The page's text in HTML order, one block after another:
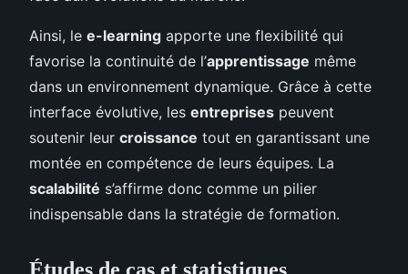
Ainsi, le e-learning apporte une flexibilité qui
favorise la continuité de l’apprentissage même
dans un environnement dynamique. Grâce à cette
interface évolutive, les entreprises peuvent
soutenir leur croissance tout en garantissant une
montée en compétence de leurs équipes. La
scalabilité s’affirme donc comme un pilier
indispensable dans la stratégie de formation.
Études de cas et statistiques